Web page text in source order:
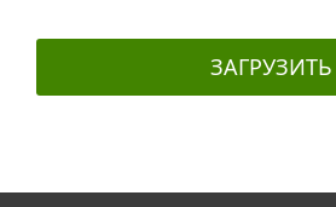
ЗАГРУЗИТЬ